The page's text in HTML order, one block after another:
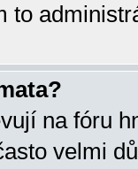
to
na fóru
velmi